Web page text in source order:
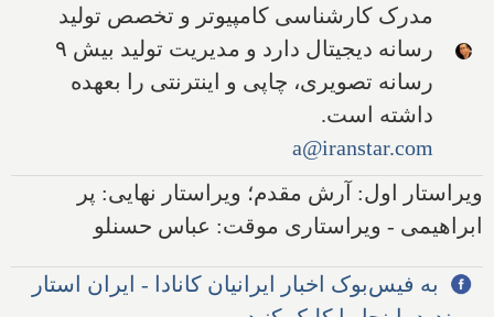
مدرک کارشناسی کامپیوتر و تخصص تولید
رسانه دیجیتال دارد و مدیریت تولید بیش ۹
رسانه تصویری، چاپی و اینترنتی را بعهده
داشته است.
a@iranstar.com
ویراستار اول: آرش مقدم؛ ویراستار نهایی: پر
ابراهیمی - ویراستاری موقت: عباس حسنلو
به فیس‌بوک اخبار ایرانیان کانادا - ایران استار